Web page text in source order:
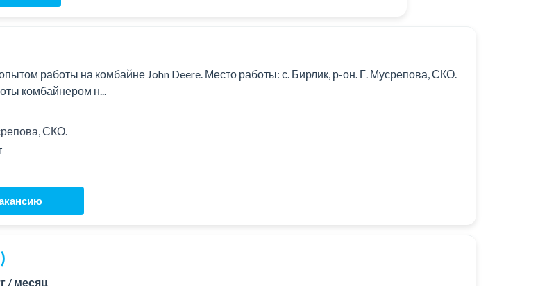
опытом работы на комбайне John Deere. Место работы: с. Бирлик, р-он. Г. Мусрепова, СКО.
комбайнером н...
СКО.
/ месяц